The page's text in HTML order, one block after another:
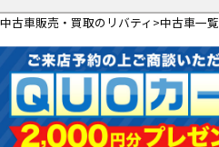
中古車販売・買取のリバティ 中古車一覧